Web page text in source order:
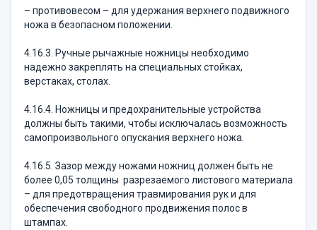
– противовесом – для удержания верхнего подвижного
ножа в безопасном положении.
4.16.3. Ручные рычажные ножницы необходимо
надежно закреплять на специальных стойках,
верстаках, столах.
4.16.4. Ножницы и предохранительные устройства
должны быть такими, чтобы исключалась возможность
самопроизвольного опускания верхнего ножа.
4.16.5. Зазор между ножами ножниц должен быть не
более 0,05 толщины разрезаемого листового материала
– для предотвращения травмирования рук и для
обеспечения свободного продвижения полос в
штампах.